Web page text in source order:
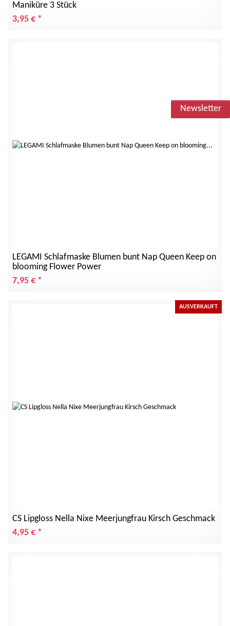
Maniküre 3 Stück
3,95 € *
LEGAMI Schlafmaske Blumen bunt Nap Queen Keep on
blooming Flower Power
7,95 € *
AUSVERKAUFT
CS Lipgloss Nella Nixe Meerjungfrau Kirsch Geschmack
4,95 € *
Newsletter